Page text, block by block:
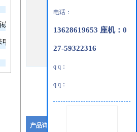
酸(15214-89-8)
酮(2011-66-7)
产品详细说明
电话：
13628619653 座机：0
27-59322316
q q：
q q：